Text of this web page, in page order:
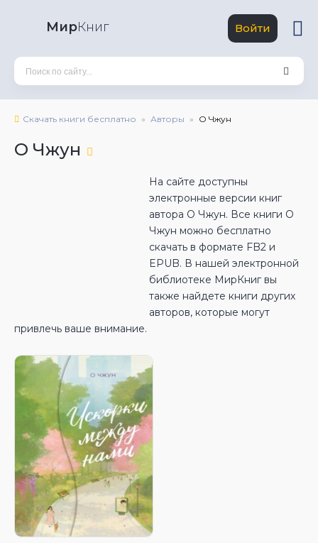
МирКниг Войти
Скачать книги бесплатно Авторы О Чжун
О Чжун
На сайте доступны
электронные версии книг
автора О Чжун. Все книги О
Чжун можно бесплатно
скачать в формате FB2 и
EPUB. В нашей электронной
библиотеке МирКниг вы
также найдете книги других
авторов, которые могут
привлечь ваше внимание.